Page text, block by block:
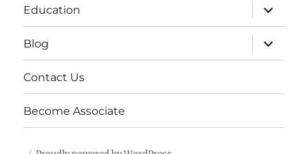
Education
expand
child
menu
Blog
expand
child
menu
Contact Us
Become Associate